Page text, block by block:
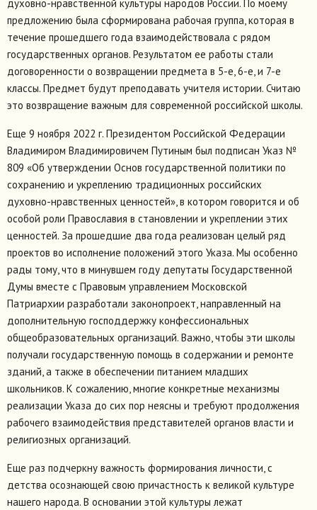
духовно-нравственной культуры народов России. По моему
предложению была сформирована рабочая группа, которая в
течение прошедшего года взаимодействовала с рядом
государственных органов. Результатом ее работы стали
договоренности о возвращении предмета в 5-е, 6-е, и 7-е
классы. Предмет будут преподавать учителя истории. Считаю
это возвращение важным для современной российской школы.
Еще 9 ноября 2022 г. Президентом Российской Федерации
Владимиром Владимировичем Путиным был подписан Указ №
809 «Об утверждении Основ государственной политики по
сохранению и укреплению традиционных российских
духовно-нравственных ценностей», в котором говорится и об
особой роли Православия в становлении и укреплении этих
ценностей. За прошедшие два года реализован целый ряд
проектов во исполнение положений этого Указа. Мы особенно
рады тому, что в минувшем году депутаты Государственной
Думы вместе с Правовым управлением Московской
Патриархии разработали законопроект, направленный на
дополнительную господдержку конфессиональных
общеобразовательных организаций. Важно, чтобы эти школы
получали государственную помощь в содержании и ремонте
зданий, а также в обеспечении питанием младших
школьников. К сожалению, многие конкретные механизмы
реализации Указа до сих пор неясны и требуют продолжения
рабочего взаимодействия представителей органов власти и
религиозных организаций.
Еще раз подчеркну важность формирования личности, с
детства осознающей свою причастность к великой культуре
нашего народа. В основании этой культуры лежат